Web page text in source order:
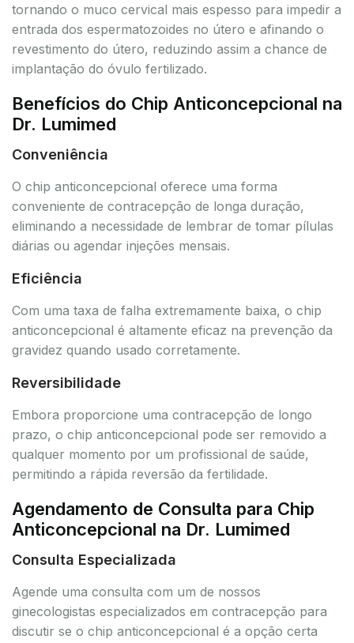
tornando o muco cervical mais espesso para impedir a
entrada dos espermatozoides no útero e afinando o
revestimento do útero, reduzindo assim a chance de
implantação do óvulo fertilizado.
Benefícios do Chip Anticoncepcional na
Dr. Lumimed
Conveniência
O chip anticoncepcional oferece uma forma
conveniente de contracepção de longa duração,
eliminando a necessidade de lembrar de tomar pílulas
diárias ou agendar injeções mensais.
Eficiência
Com uma taxa de falha extremamente baixa, o chip
anticoncepcional é altamente eficaz na prevenção da
gravidez quando usado corretamente.
Reversibilidade
Embora proporcione uma contracepção de longo
prazo, o chip anticoncepcional pode ser removido a
qualquer momento por um profissional de saúde,
permitindo a rápida reversão da fertilidade.
Agendamento de Consulta para Chip
Anticoncepcional na Dr. Lumimed
Consulta Especializada
Agende uma consulta com um de nossos
ginecologistas especializados em contracepção para
discutir se o chip anticoncepcional é a opção certa